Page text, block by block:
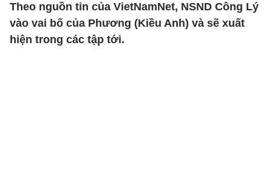
Theo nguồn tin của VietNamNet, NSND Công Lý
vào vai bố của Phương (Kiều Anh) và sẽ xuất
hiện trong các tập tới.